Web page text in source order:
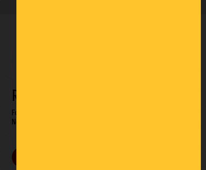
RESTONS EN CONTACT
Formulaire de contact
Newsletter